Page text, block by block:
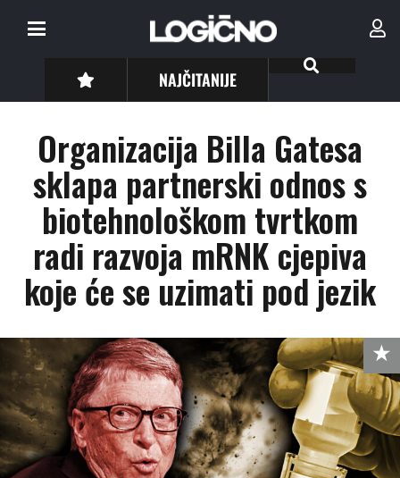
NAJČITANIJE
Organizacija Billa Gatesa
sklapa partnerski odnos s
biotehnološkom tvrtkom
radi razvoja mRNK cjepiva
koje će se uzimati pod jezik